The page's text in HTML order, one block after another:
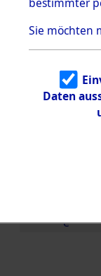
zu
en
5.3.2
g
5.3.3
e
Sie möchten
Daten